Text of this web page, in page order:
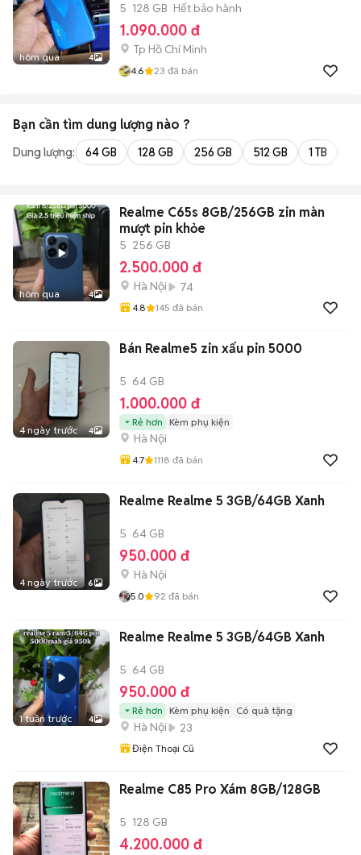
hôm qua 4
5 128 GB Hết bảo hành
1.090.000 đ
Tp Hồ Chí Minh
4.6 23 đã bán
Bạn cần tìm dung lượng nào ?
Dung lượng: 64 GB 128 GB 256 GB 512 GB 1 TB
hôm qua 4
Realme C65s 8GB/256GB zin màn
mượt pin khỏe
5 256 GB
2.500.000 đ
Hà Nội 74
4.8 145 đã bán
4 ngày trước 4
Bán Realme5 zin xấu pin 5000
5 64 GB
1.000.000 đ
Rẻ hơn Kèm phụ kiện
Hà Nội
4.7 1118 đã bán
4 ngày trước 6
Realme Realme 5 3GB/64GB Xanh
5 64 GB
950.000 đ
Hà Nội
5.0 92 đã bán
1 tuần trước 4
Realme Realme 5 3GB/64GB Xanh
5 64 GB
950.000 đ
Rẻ hơn Kèm phụ kiện Có quà tặng
Hà Nội 23
Điện Thoại Cũ
Realme C85 Pro Xám 8GB/128GB
5 128 GB
4.200.000 đ